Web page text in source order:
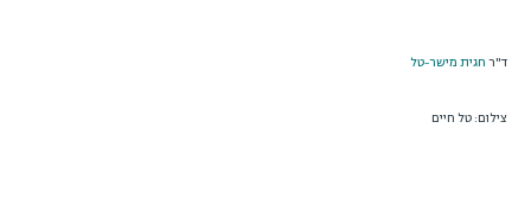
ד"ר חגית מישר-טל
צילום: טל חיים